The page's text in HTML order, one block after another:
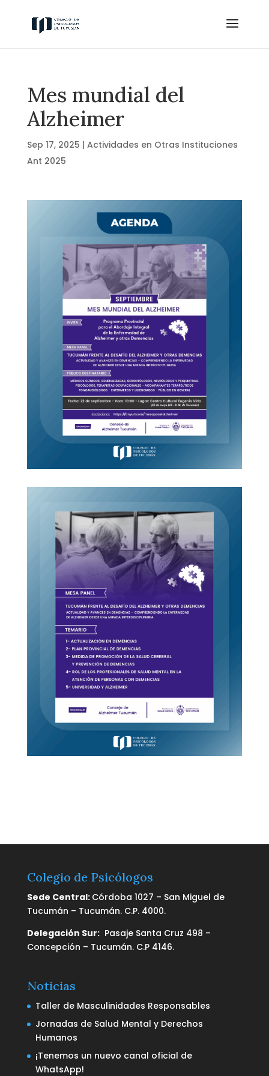
Mes mundial del
Alzheimer
Sep 17, 2025 | Actividades en Otras Instituciones
Ant 2025
Colegio de Psicólogos
Sede Central: Córdoba 1027 – San Miguel de
Tucumán – Tucumán. C.P. 4000.
Delegación Sur:Pasaje Santa Cruz 498 –
Concepción – Tucumán. C.P 4146.
Noticias
Taller de Masculinidades Responsables
Jornadas de Salud Mental y Derechos
Humanos
¡Tenemos un nuevo canal oficial de
WhatsApp!